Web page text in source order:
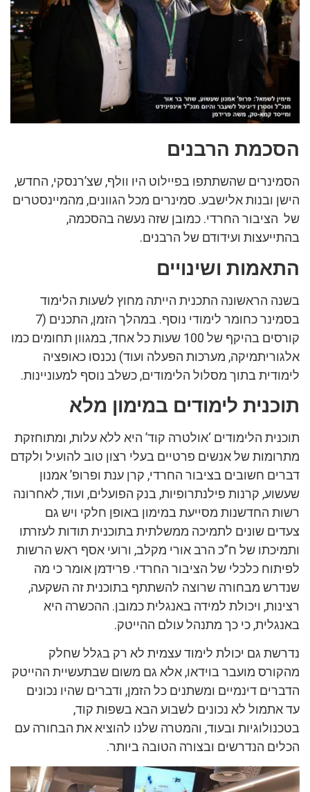
הסכמת הרבנים
הסמינרים שהשתתפו בפיילוט היו וולף, שצ’רנסקי, החדש,
הישן ובנות אלישבע. סמינרים מכל הגוונים, מהמיינסטרים
של הציבור החרדי. כמובן שזה נעשה בהסכמה,
בהתייעצות ועידודם של הרבנים.
התאמות ושינויים
בשנה הראשונה התכנית הייתה מחוץ לשעות הלימוד
בסמינר כחומר לימודי נוסף. במהלך הזמן, התכנים (7
קורסים בהיקף של 100 שעות כל אחד, במגוון תחומים כמו
אלגוריתמיקה, מערכות הפעלה ועוד) נכנסו כאופציה
לימודית בתוך מסלול הלימודים, כשלב נוסף למעוניינות.
תוכנית לימודים במימון מלא
תוכנית הלימודים ‘אולטרה קוד’ היא ללא עלות, ומתוחזקת
מתרומות של אנשים פרטיים בעלי רצון טוב להועיל ולקדם
דברים חשובים בציבור החרדי, קרן ענת ופרופ’ אמנון
שעשוע, קרנות פילנתרופיות, בנק הפועלים, ועוד, לאחרונה
רשות החדשנות מסייעת במימון באופן חלקי ויש גם
צעדים שונים לתמיכה ממשלתית בתוכנית תודות לעזרתו
ותמיכתו של ח”כ הרב אורי מקלב, ורועי אסף ראש הרשות
לפיתוח כלכלי של הציבור החרדי. פרידמן אומר כי מה
שנדרש מבחורה שרוצה להשתתף בתוכנית זה השקעה,
רצינות, ויכולת למידה באנגלית כמובן. ההכשרה היא
באנגלית, כי כך מתנהל עולם ההייטק.
נדרשת גם יכולת לימוד עצמית לא רק בגלל שחלק
מהקורס מועבר בוידאו, אלא גם משום שבתעשיית ההייטק
הדברים דינמיים ומשתנים כל הזמן, ודברים שהיו נכונים
עד אתמול לא נכונים לשבוע הבא בשפות קוד,
בטכנולוגיות ובעוד, והמטרה שלנו להוציא את הבחורה עם
הכלים הנדרשים ובצורה הטובה ביותר.